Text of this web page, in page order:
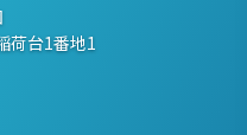
荷台1番地1